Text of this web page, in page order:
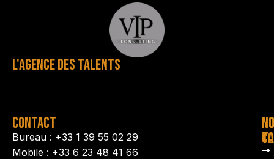
L'AGENCE DES TALENTS
CONTACT
Bureau : +33 1 39 55 02 29
Mobile : +33 6 23 48 41 66